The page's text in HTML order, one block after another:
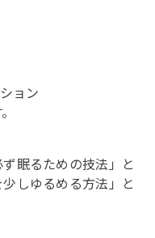
ョン
眠るための技法」と
しゆるめる方法」と